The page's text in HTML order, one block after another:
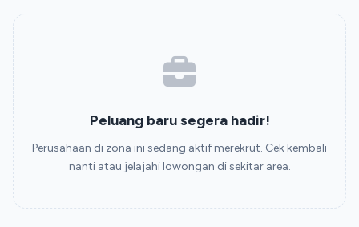
Peluang baru segera hadir!
Perusahaan di zona ini sedang aktif merekrut. Cek kembali
nanti atau jelajahi lowongan di sekitar area.